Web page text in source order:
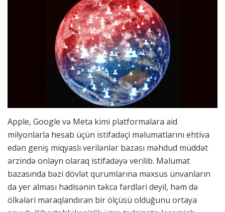
Apple, Google və Meta kimi platformalara aid
milyonlarla hesab üçün istifadəçi məlumatlarını ehtiva
edən geniş miqyaslı verilənlər bazası məhdud müddət
ərzində onlayn olaraq istifadəyə verilib. Məlumat
bazasında bəzi dövlət qurumlarına məxsus ünvanların
da yer alması hadisənin təkcə fərdləri deyil, həm də
ölkələri maraqlandıran bir ölçüsü olduğunu ortaya